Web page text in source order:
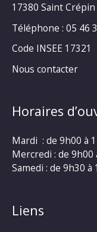
17380 Saint Crépin
Téléphone : 05 46
Code INSEE 17321
Nous contacter
Horaires
Mardi : de 9h00 à
Mercredi : de 9h00
Samedi : de 9h30 à
Liens